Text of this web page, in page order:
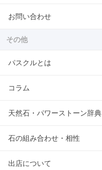
お問い合わせ
その他
パスクルとは
コラム
天然石・パワーストーン辞典
石の組み合わせ・相性
出店について